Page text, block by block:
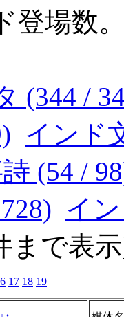
登場数
(344 /
インド
(54 /
イ
まで表示
17 18 19